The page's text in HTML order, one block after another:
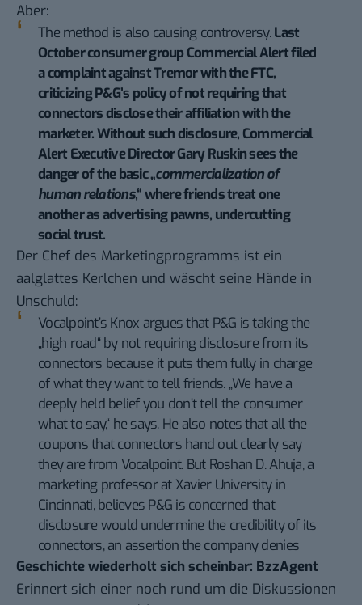
Aber:
The method is also causing controversy.Last
October consumer group Commercial Alert filed
a complaint against Tremor with the FTC,
criticizing P&G’s policy of not requiring that
connectors disclose their affiliation with the
marketer. Without such disclosure, Commercial
Alert Executive Director Gary Ruskin sees the
danger of the basic „commercialization of
human relations,“ where friends treat one
another as advertising pawns, undercutting
social trust.
Der Chef des Marketingprogramms ist ein
aalglattes Kerlchen und wäscht seine Hände in
Unschuld:
Vocalpoint’s Knox argues that P&G is taking the
„high road“ by not requiring disclosure from its
connectors because it puts them fully in charge
of what they want to tell friends. „We have a
deeply held belief you don’t tell the consumer
what to say,“ he says. He also notes that all the
coupons that connectors hand out clearly say
they are from Vocalpoint. But Roshan D. Ahuja, a
marketing professor at Xavier University in
Cincinnati, believes P&G is concerned that
disclosure would undermine the credibility of its
connectors, an assertion the company denies
Geschichte wiederholt sich scheinbar: BzzAgent
Erinnert sich einer noch rund um die Diskussionen